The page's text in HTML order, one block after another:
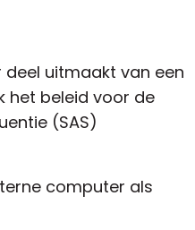
uitmaakt van een
het beleid voor de
(SAS)
computer als